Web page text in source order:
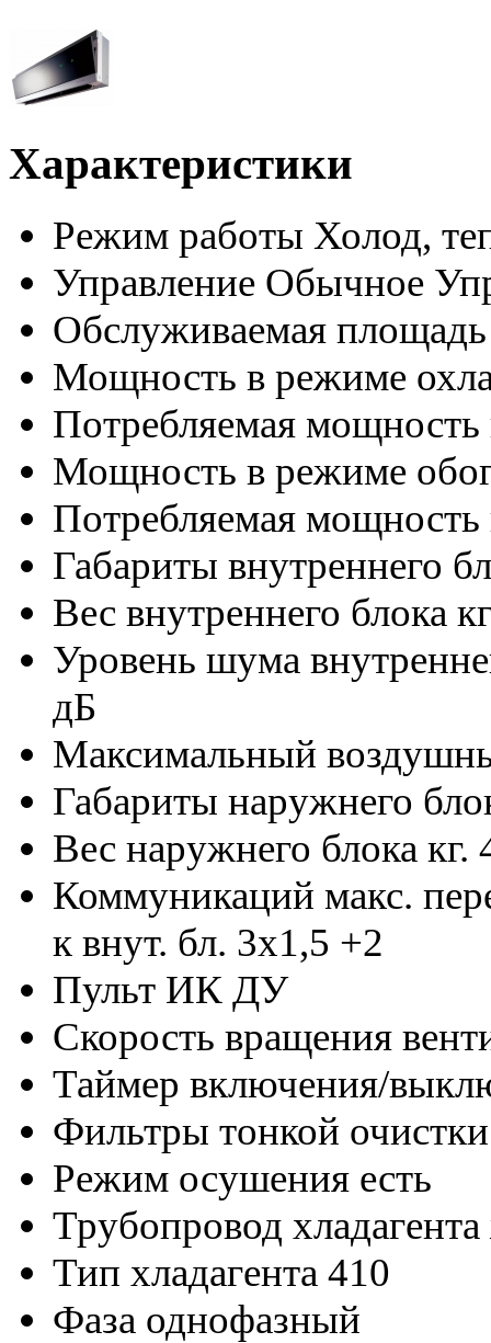
Характеристики
Режим работы Холод,
Управление Обычное
Обслуживаемая
Мощность в режиме
Потребляемая
Мощность в режиме
Потребляемая мощность
Габариты внутреннего
Вес внутреннего блока
Уровень шума
дБ
Максимальный
Габариты наружнего
Вес наружнего блока кг.
Коммуникаций макс.
к внут. бл. 3х1,5 +2
Пульт ИК ДУ
Скорость вращения
Таймер включения/
Фильтры тонкой
Режим осушения есть
Трубопровод
Тип хладагента 410
Фаза однофазный